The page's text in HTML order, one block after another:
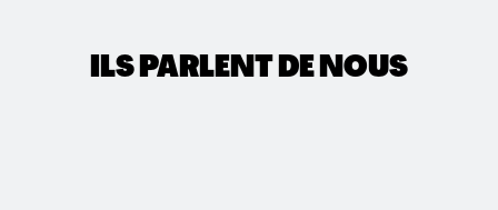
ILS PARLENT DE NOUS